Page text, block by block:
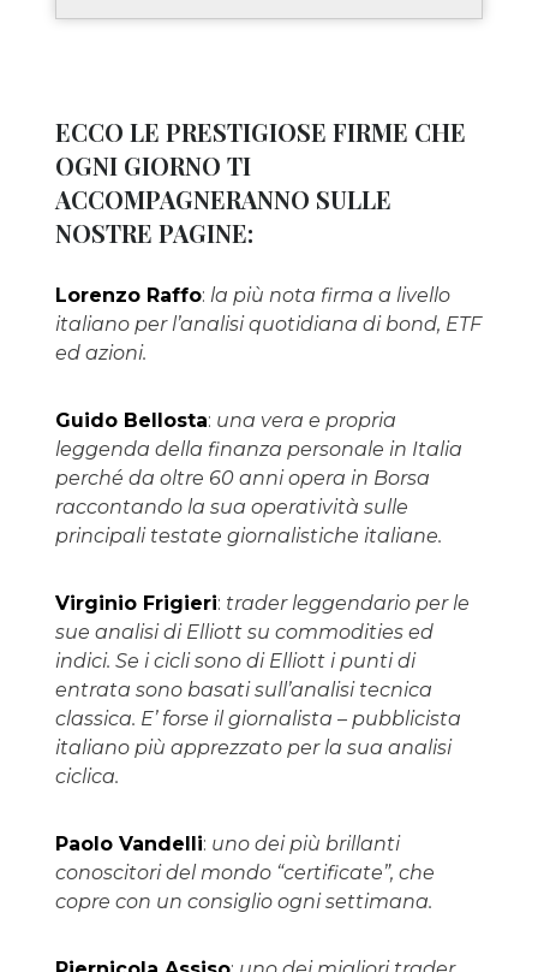
ECCO LE PRESTIGIOSE FIRME CHE
OGNI GIORNO TI
ACCOMPAGNERANNO SULLE
NOSTRE PAGINE:
Lorenzo Raffo: la più nota firma a livello
italiano per l’analisi quotidiana di bond, ETF
ed azioni.
Guido Bellosta: una vera e propria
leggenda della finanza personale in Italia
perché da oltre 60 anni opera in Borsa
raccontando la sua operatività sulle
principali testate giornalistiche italiane.
Virginio Frigieri: trader leggendario per le
sue analisi di Elliott su commodities ed
indici. Se i cicli sono di Elliott i punti di
entrata sono basati sull’analisi tecnica
classica. E’ forse il giornalista – pubblicista
italiano più apprezzato per la sua analisi
ciclica.
Paolo Vandelli: uno dei più brillanti
conoscitori del mondo “certificate”, che
copre con un consiglio ogni settimana.